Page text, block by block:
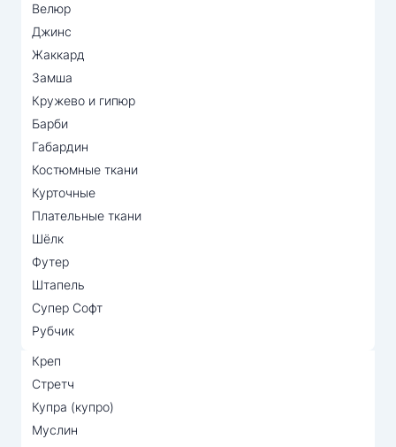
Велюр
Джинс
Жаккард
Замша
Кружево и гипюр
Барби
Габардин
Костюмные ткани
Курточные
Плательные ткани
Шёлк
Футер
Штапель
Супер Софт
Рубчик
Креп
Стретч
Купра (купро)
Муслин